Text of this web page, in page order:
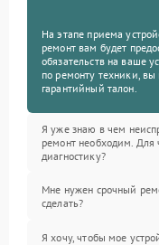
На этапе приема
ремонт вам будет
обязательств на ваше
по ремонту техники,
гарантийный талон.
Я уже знаю в чем
ремонт необходим. Для
диагностику?
Мне нужен срочный
сделать?
Я хочу, чтобы мое